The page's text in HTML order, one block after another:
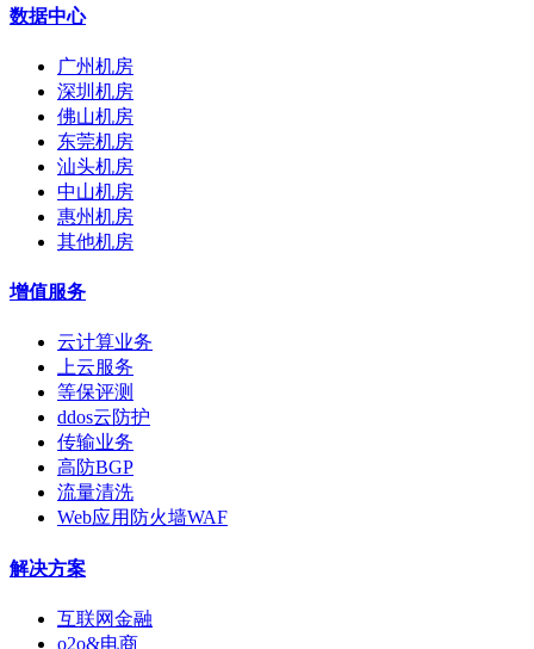
数据中心
广州机房
深圳机房
佛山机房
东莞机房
汕头机房
中山机房
惠州机房
其他机房
增值服务
云计算业务
上云服务
等保评测
ddos云防护
传输业务
高防BGP
流量清洗
Web应用防火墙WAF
解决方案
互联网金融
o2o&电商